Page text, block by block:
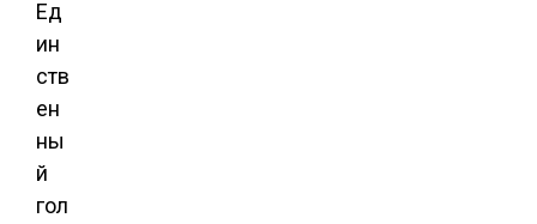
Ед
ин
ств
ен
ны
й
гол